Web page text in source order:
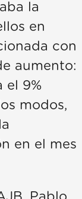
la
en
con
aumento:
el 9%
modos,
en el mes